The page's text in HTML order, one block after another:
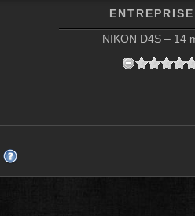
NIKON D4S – 14